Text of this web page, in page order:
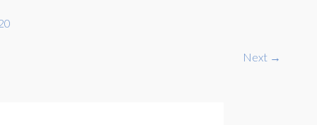
Next →